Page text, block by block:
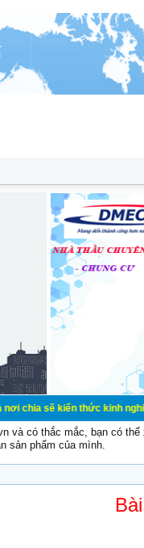
thức kinh nghiệm
và có thắc mắc, bạn có
sản phẩm của mình.